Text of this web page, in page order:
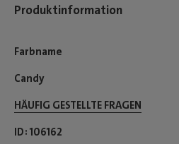
Produktinformation
Farbname
Candy
HÄUFIG GESTELLTE FRAGEN
ID 106162